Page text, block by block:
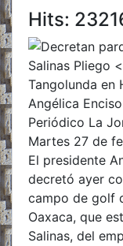
Hits:
Angélica Enciso
Periódico La
Martes 27 de
El presidente
decretó ayer
campo de golf
Oaxaca, que
Salinas, del